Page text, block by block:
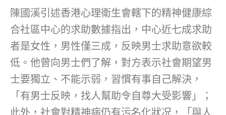
陳國溪引述香港心理衛生會轄下的精神健康綜
合社區中心的求助數據指出，中心近七成求助
者是女性，男性僅三成，反映男士求助意欲較
低。他曾向男士們了解，對方表示社會期望男
士要獨立、不能示弱，習慣有事自己解決，
「有男士反映，找人幫助令自尊大受影響」；